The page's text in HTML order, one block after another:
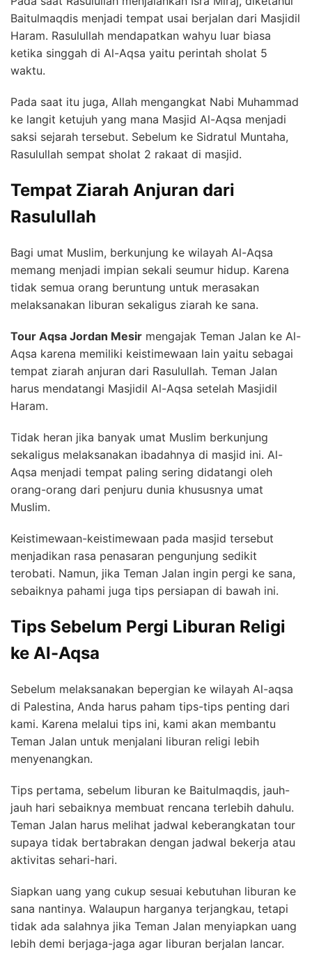
Baitulmaqdis menjadi tempat usai berjalan dari Masjidil
Haram. Rasulullah mendapatkan wahyu luar biasa
ketika singgah di Al-Aqsa yaitu perintah sholat 5
waktu.
Pada saat itu juga, Allah mengangkat Nabi Muhammad
ke langit ketujuh yang mana Masjid Al-Aqsa menjadi
saksi sejarah tersebut. Sebelum ke Sidratul Muntaha,
Rasulullah sempat sholat 2 rakaat di masjid.
Tempat Ziarah Anjuran dari
Rasulullah
Bagi umat Muslim, berkunjung ke wilayah Al-Aqsa
memang menjadi impian sekali seumur hidup. Karena
tidak semua orang beruntung untuk merasakan
melaksanakan liburan sekaligus ziarah ke sana.
Tour Aqsa Jordan Mesir mengajak Teman Jalan ke Al-
Aqsa karena memiliki keistimewaan lain yaitu sebagai
tempat ziarah anjuran dari Rasulullah. Teman Jalan
harus mendatangi Masjidil Al-Aqsa setelah Masjidil
Haram.
Tidak heran jika banyak umat Muslim berkunjung
sekaligus melaksanakan ibadahnya di masjid ini. Al-
Aqsa menjadi tempat paling sering didatangi oleh
orang-orang dari penjuru dunia khususnya umat
Muslim.
Keistimewaan-keistimewaan pada masjid tersebut
menjadikan rasa penasaran pengunjung sedikit
terobati. Namun, jika Teman Jalan ingin pergi ke sana,
sebaiknya pahami juga tips persiapan di bawah ini.
Tips Sebelum Pergi Liburan Religi
ke Al-Aqsa
Sebelum melaksanakan bepergian ke wilayah Al-aqsa
di Palestina, Anda harus paham tips-tips penting dari
kami. Karena melalui tips ini, kami akan membantu
Teman Jalan untuk menjalani liburan religi lebih
menyenangkan.
Tips pertama, sebelum liburan ke Baitulmaqdis, jauh-
jauh hari sebaiknya membuat rencana terlebih dahulu.
Teman Jalan harus melihat jadwal keberangkatan tour
supaya tidak bertabrakan dengan jadwal bekerja atau
aktivitas sehari-hari.
Siapkan uang yang cukup sesuai kebutuhan liburan ke
sana nantinya. Walaupun harganya terjangkau, tetapi
tidak ada salahnya jika Teman Jalan menyiapkan uang
lebih demi berjaga-jaga agar liburan berjalan lancar.